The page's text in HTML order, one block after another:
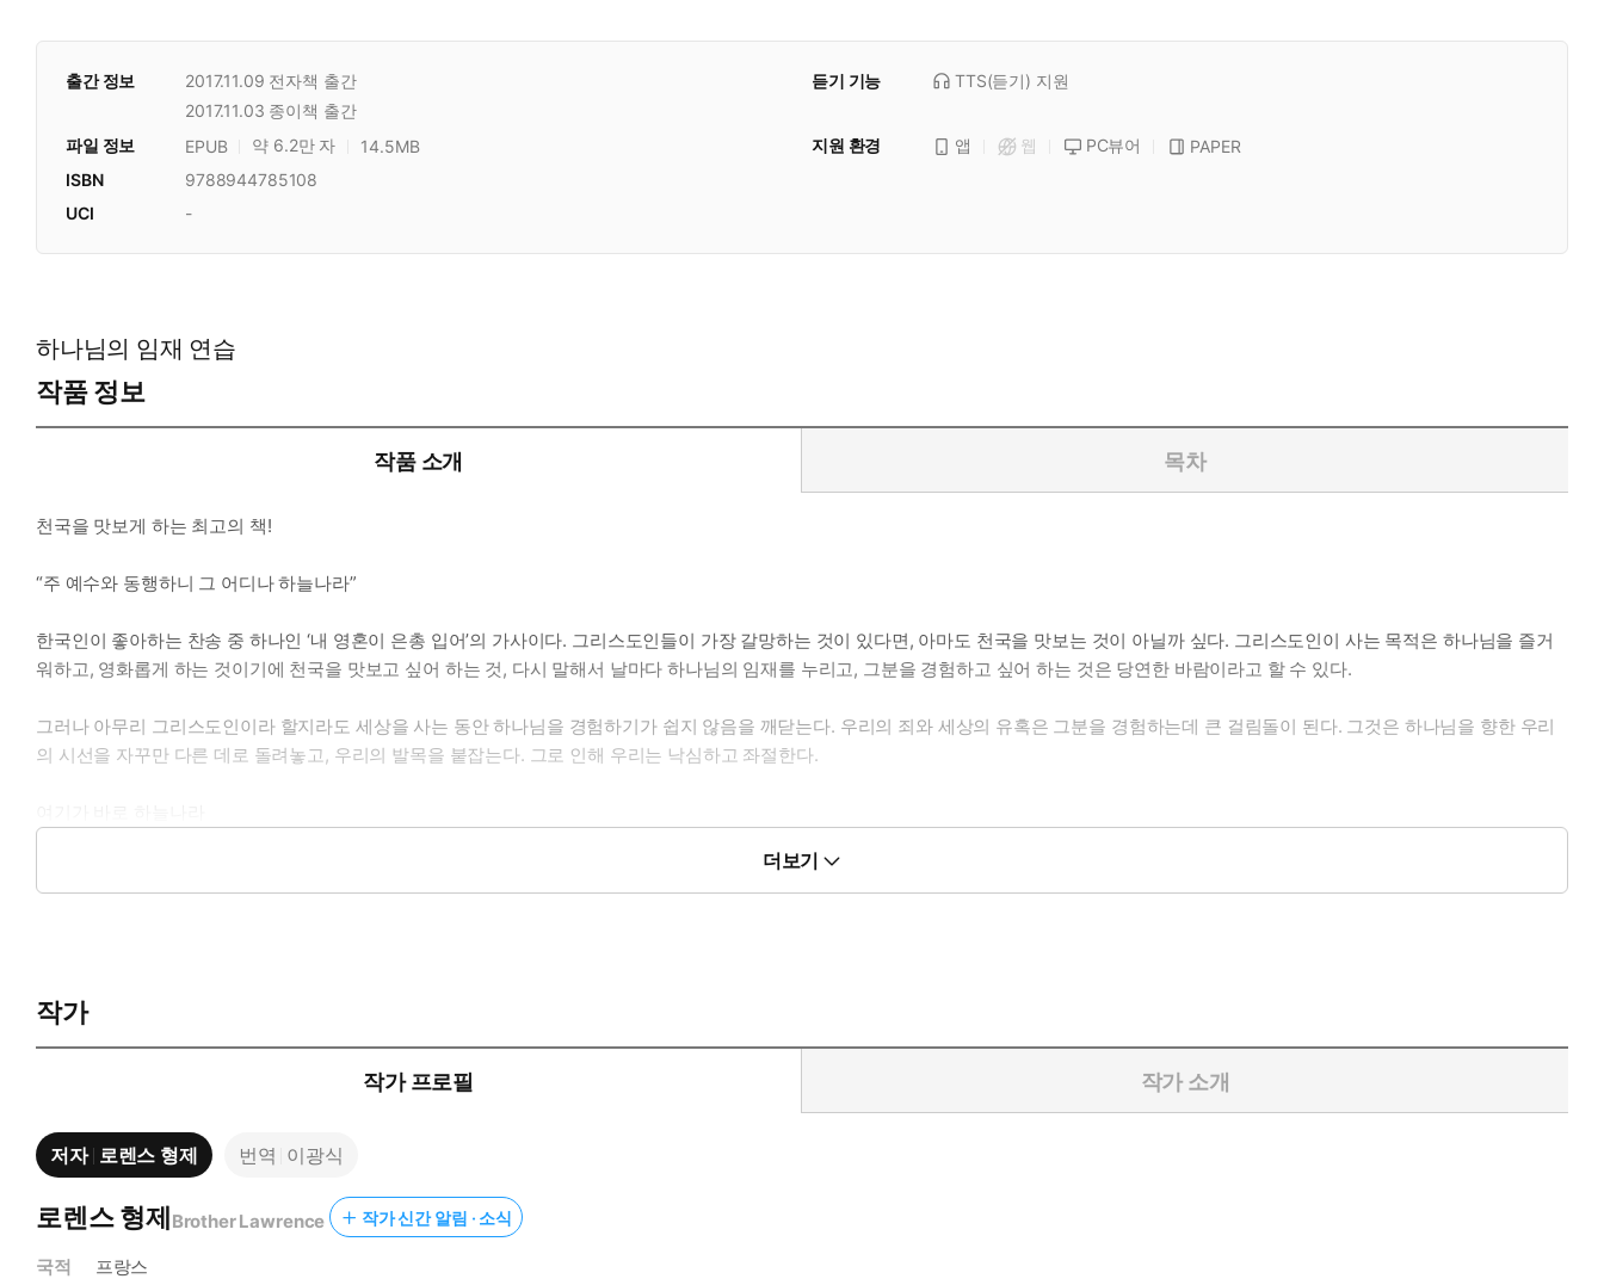
출간 정보 2017.11.09 전자책 출간
2017.11.03 종이책 출간
듣기 기능 TTS(듣기) 지원
파일 정보 EPUB 약 6.2만 자 14.5MB 지원 환경 앱 웹 PC뷰어
PAPER
ISBN
9788944785108
UCI
-
하나님의 임재 연습
작품 정보
작품 소개 목차
천국을 맛보게 하는 최고의 책!
“주 예수와 동행하니 그 어디나 하늘나라”
한국인이 좋아하는 찬송 중 하나인 ‘내 영혼이 은총 입어’의 가사이다. 그리스도인들이 가장 갈망하는 것이 있다면, 아마도 천국을 맛보는 것이 아닐까 싶다. 그리스도인이 사는 목적은 하나님을 즐거
워하고, 영화롭게 하는 것이기에 천국을 맛보고 싶어 하는 것, 다시 말해서 날마다 하나님의 임재를 누리고, 그분을 경험하고 싶어 하는 것은 당연한 바람이라고 할 수 있다.
그러나 아무리 그리스도인이라 할지라도 세상을 사는 동안 하나님을 경험하기가 쉽지 않음을 깨닫는다. 우리의 죄와 세상의 유혹은 그분을 경험하는데 큰 걸림돌이 된다. 그것은 하나님을 향한 우리
의 시선을 자꾸만 다른 데로 돌려놓고, 우리의 발목을 붙잡는다. 그로 인해 우리는 낙심하고 좌절한다.
여기 그리스도의 성품을 닮고, 죽는 순간까지 하나님을 경험한 이가 있다. 바로 로렌스 형제(Brother Lawrence)이다. 그는 삶의 매 순간 하나님을 경험하기 위해 노력하였다. 정확히는 하나님을 위한
삶을 살기 위해 노력하였다고 해야 할 것이다. 로렌스 형제는 하나님을 경험하기 위해 자신의 행동과 생각의 극히 작은 부분도 경홀히 여기지 않았다. 하나님께 집중하기 위해 노력하였고, 심지어 허
“하나님을 사랑하면서 쓰지 않은 하루는 잃어버린 날로 간주하십시오.”
매 순간 하나님을 경험하고, 모든 일에 그분께 영광을 올려 드리려 했던 지극히 작은 자, 그가 경험한 하나님은 다른 하나님이 아니다. 바로 우리의 하나님이시기도 하다. 그가 경험한 하나님을 경험하
고 싶다면, 하나님을 경험함으로 그분 안에서 날마다 천국을 맛보고 싶다면 바로 이 책에서 그 답을 찾을 수 있을 것이다.
*CH북스 ‘세계기독교고전’ 시리즈 소개
크리스천의 영적 성숙과 진정한 신앙을 심어주기 위해서는 가치 있는 기독교 고전들이 많이 나와 후세에도 오래도록 전해져야 한다고 생각합니다. 전 세계의 기독교 고전은 모든 기독교인들에게 영
원한 보물이며, 신앙의 성숙과 영혼의 구원을 위하여 이보다 더 귀한 것은 없을 것입니다.
이러한 취지로 2천 년이 넘는 지금까지의 역사 속에 세계 각국에서 저술된 가장 뛰어난 신앙의 글과 영속적 가치가 있는 글만을 모아서 ‘세계기독교고전’ 시리즈로 출간하고자 합니다.
더보기
작가
작가 프로필 작가 소개
저자 로렌스 형제 번역 이광식
로렌스 형제Brother Lawrence 작가 신간 알림 · 소식
국적
프랑스